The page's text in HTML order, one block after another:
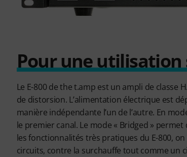
Pour une utilisation
Le E-800 de the t.amp est un ampli de classe
de distorsion. L’alimentation électrique est
manière indépendante l’un de l’autre. En
le premier canal. Le mode « Bridged »
les fonctionnalités très pratiques du E-800,
circuits, contre la surchauffe tout comme un